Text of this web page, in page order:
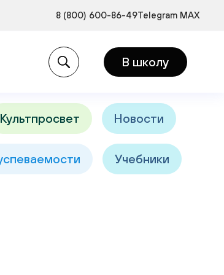
8 (800) 600-86-49Telegram MAX
В школу
Культпросвет Новости
Учебники